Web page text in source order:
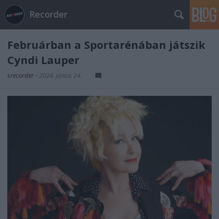
Recorder
Februárban a Sportarénában játszik
Cyndi Lauper
srecorder • 2024. június 24.